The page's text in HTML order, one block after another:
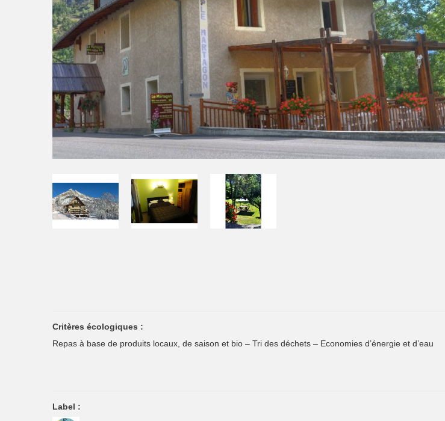
Critères écologiques :
Repas à base de produits locaux, de saison et bio – Tri des déchets – Economies d’énergie et d’eau
Label :